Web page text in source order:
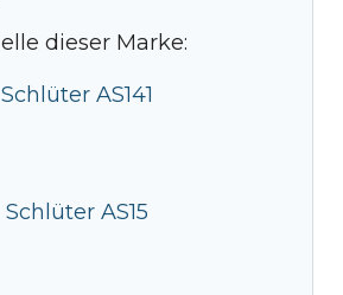
dieser Marke:
Schlüter AS141
Schlüter AS15